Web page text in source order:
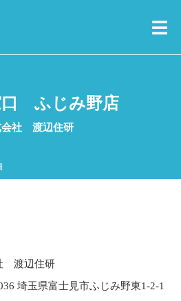
口 ふじみ野店
会社 渡辺住研
渡辺住研
埼玉県富士見市ふじみ野東1-2-1